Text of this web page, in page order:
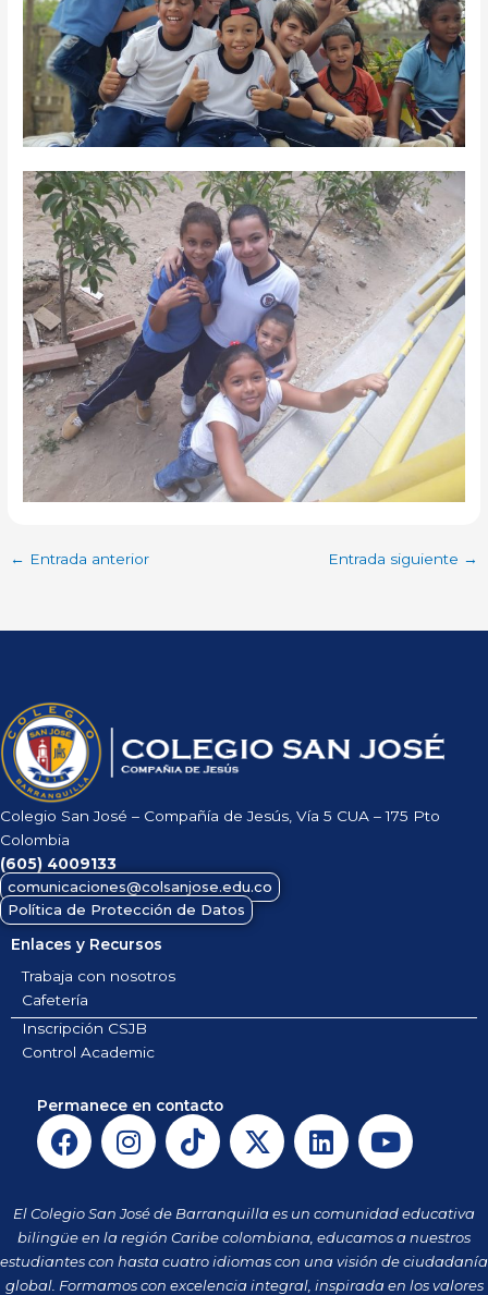
← Entrada anterior Entrada siguiente →
Colegio San José – Compañía de Jesús, Vía 5 CUA – 175 Pto
Colombia
(605) 4009133
comunicaciones@colsanjose.edu.co
Política de Protección de Datos
Enlaces y Recursos
Trabaja con nosotros
Cafetería
Inscripción CSJB
Control Academic
Permanece en contacto
F
a
e
b
o
I
n
t
a
g
T
i
t
o
k
X
-
w
i
t
L
i
k
e
d
Y
o
t
u
b
El Colegio San José de Barranquilla es un comunidad educativa
bilingüe en la región Caribe colombiana, educamos a nuestros
estudiantes con hasta cuatro idiomas con una visión de ciudadanía
global. Formamos con excelencia integral, inspirada en los valores